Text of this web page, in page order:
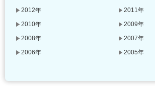
2012年
2011年
2010年
2009年
2008年
2007年
2006年
2005年